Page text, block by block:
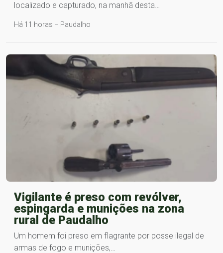
localizado e capturado, na manhã desta…
Há 11 horas – Paudalho
Vigilante é preso com revólver,
espingarda e munições na zona
rural de Paudalho
Um homem foi preso em flagrante por posse ilegal de
armas de fogo e munições,…